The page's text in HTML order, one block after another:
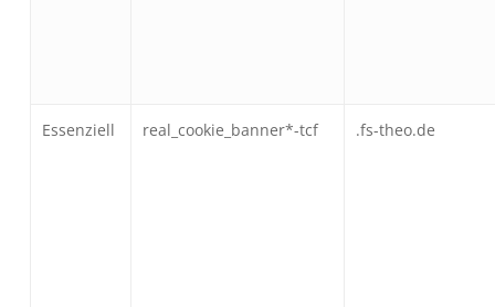
Essenziell real_cookie_banner*-tcf .fs-theo.de